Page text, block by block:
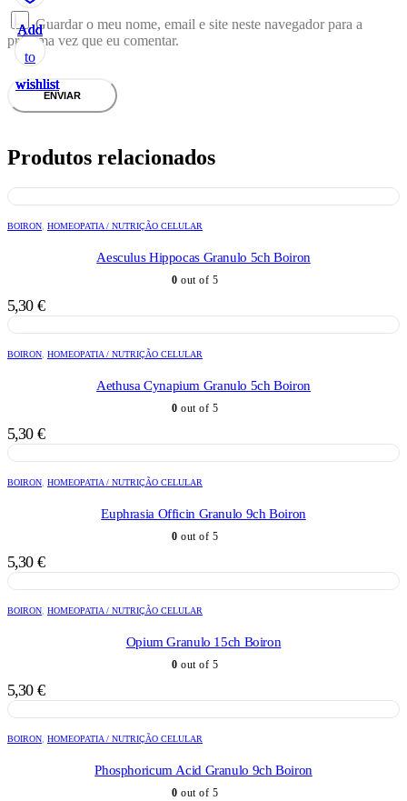
Guardar o meu nome, email e site neste navegador para a
próxima vez que eu comentar.
Produtos relacionados
Add
to
wishlist
BOIRON, HOMEOPATIA / NUTRIÇÃO CELULAR
Aesculus Hippocas Granulo 5ch Boiron
0 out of 5
5,30 €
Add
to
wishlist
BOIRON, HOMEOPATIA / NUTRIÇÃO CELULAR
Aethusa Cynapium Granulo 5ch Boiron
0 out of 5
5,30 €
Add
to
wishlist
BOIRON, HOMEOPATIA / NUTRIÇÃO CELULAR
Euphrasia Officin Granulo 9ch Boiron
0 out of 5
5,30 €
Add
to
wishlist
BOIRON, HOMEOPATIA / NUTRIÇÃO CELULAR
Opium Granulo 15ch Boiron
0 out of 5
5,30 €
Add
to
wishlist
BOIRON, HOMEOPATIA / NUTRIÇÃO CELULAR
Phosphoricum Acid Granulo 9ch Boiron
0 out of 5